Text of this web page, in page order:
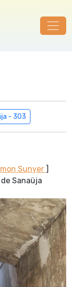
- 303
Sunyer ]
Sanaüja